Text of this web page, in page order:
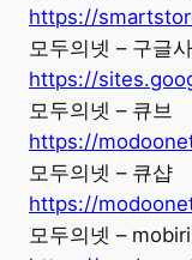
https://
모두의넷 – 구글
https://
모두의넷 – 큐브
https://
모두의넷 – 큐샵
https://
모두의넷 –